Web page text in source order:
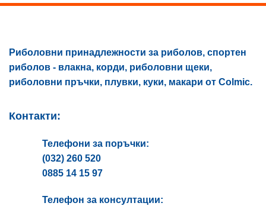
multiple
may
be
chosen
product
Риболовни принадлежности за риболов, спортен
риболов - влакна, корди, риболовни щеки,
риболовни пръчки, плувки, куки, макари от Colmic.
Контакти:
Телефони за поръчки:
(032) 260 520
0885 14 15 97
Телефон за консултации: